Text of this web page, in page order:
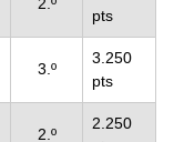
2.º
pts
3.º
3.250
pts
2.º
2.250